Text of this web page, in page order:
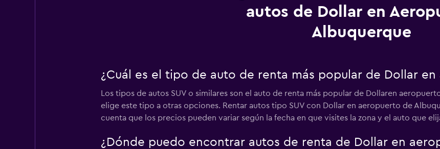
autos de Dollar en
Albuquerque
¿Cuál es el tipo de auto de renta más popular de Dollar
Los tipos de autos SUV o similares son el auto de renta más popular de Dollaren
elige este tipo a otras opciones. Rentar autos tipo SUV con Dollar en aeropuerto de
cuenta que los precios pueden variar según la fecha en que visites la zona y el auto que
¿Dónde puedo encontrar autos de renta de Dollar en